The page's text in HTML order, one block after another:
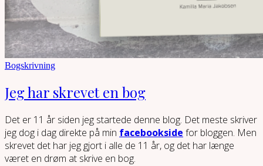
Bogskrivning
Jeg har skrevet en bog
Det er 11 år siden jeg startede denne blog. Det meste skriver
jeg dog i dag direkte på min facebookside for bloggen. Men
skrevet det har jeg gjort i alle de 11 år, og det har længe
været en drøm at skrive en bog.